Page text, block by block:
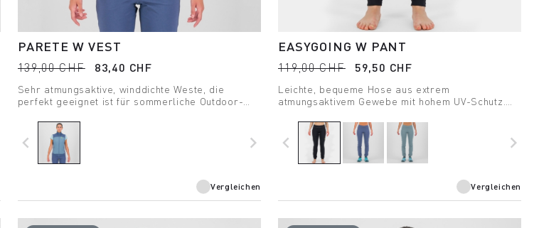
PARETE W VEST
139,00 CHF 83,40 CHF
Sehr atmungsaktive, winddichte Weste, die
perfekt geeignet ist für sommerliche Outdoor-
navigate_before navigate_next
Vergleichen
EASYGOING W PANT
119,00 CHF 59,50 CHF
Leichte, bequeme Hose aus extrem
atmungsaktivem Gewebe mit hohem UV-Schutz.
Freizeitbekleidung.
navigate_before navigate_next
Vergleichen